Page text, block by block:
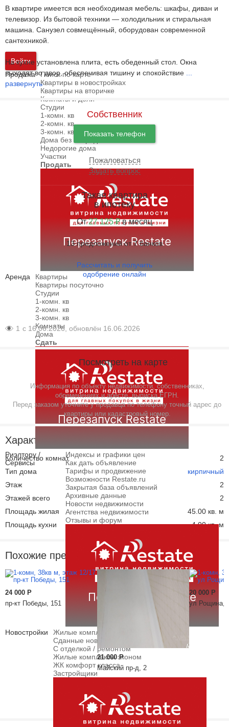
Войти
Продажа
Поиск по карте
Квартиры в новостройках
Квартиры на вторичке
Комнаты и доли
Студии
1-комн. кв
2-комн. кв
3-комн. кв
Дома без посредников
Недорогие дома
Участки
Продать
Аренда
Квартиры
Квартиры посуточно
Студии
1-комн. кв
2-комн. кв
3-комн. кв
Комнаты
Дома
Сдать
Риэлтору /
Сервисы
Индексы и графики цен
Как дать объявление
Тарифы и продвижение
Возможности Restate.ru
Закрытая база объявлений
Архивные данные
Новости недвижимости
Агентства недвижимости
Отзывы и форум
Новостройки
Жилые комплексы
Сданные новостройки
С отделкой / ремонтом
Жилые комплексы эконом
ЖК комфорт класса
Застройщики
В квартире имеется вся необходимая мебель: шкафы, диван и
телевизор. Из бытовой техники — холодильник и стиральная
машина. Санузел совмещённый, оборудован современной
сантехникой.
На кухне установлена плита, есть обеденный стол. Окна
выходят во двор, обеспечивая тишину и спокойствие
развернуть
Собственник
Показать телефон
Пожаловаться
Задать вопрос
Такая квартира
в ипотеку
От27 125 ₽в месяц
13 предложений от 7 банков
Рассчитать и получить
одобрение онлайн
1 с 16.06.2026, обновлён 16.06.2026
Посмотреть на карте
Информация по объекту недвижимости, собственниках,
обременениях и аресте, выписка ЕГРН.
Перед заказом уточните у продавца по телефону точный адрес до
квартиры или кадастровый номер.
Характеристики
Количество комнат
2
Тип дома
кирпичный
Этаж
2
Этажей всего
2
Площадь жилая
45.00 кв. м
Площадь кухни
4.00 кв. м
Похожие предложения
24 000 Р
пр-кт Победы, 151
21 000Р
Майский пр-д, 2
20 000 Р
ул Рощина,